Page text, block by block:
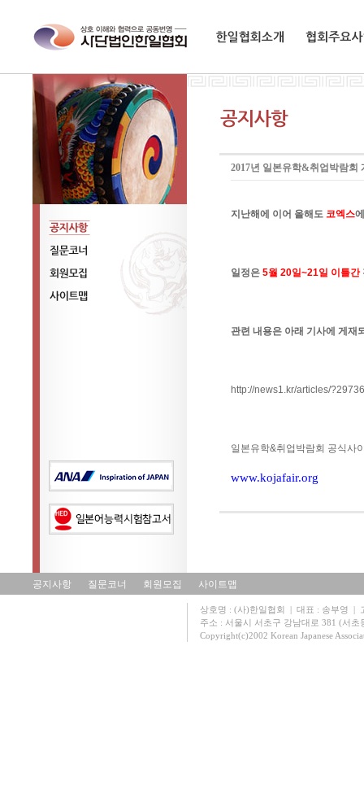
공지사항
질문코너
회원모집
2017년 일본유학&취업박람회
지난해에 이어 올해도 코엑스
일정은 5월 20일~21일 이틀간
관련 내용은 아래 기사에 게재
http://news1.kr/articles/
일본유학&취업박람회 공식사
www.kojafair.org
공지사항 질문코너 회원모집 사이트맵
상호명 : (사)한일협회 | 대표 : 송부영 |
주소 : 서울시 서초구 강남대로 381 (서
Copyright(c)2002 Korean Japanese